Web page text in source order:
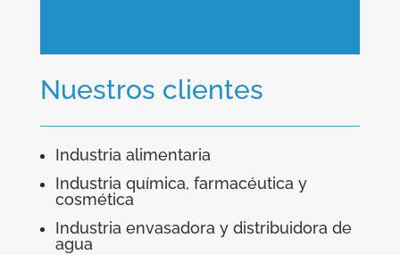
Nuestros clientes
Industria alimentaria
Industria química, farmacéutica y
cosmética
Industria envasadora y distribuidora de
agua